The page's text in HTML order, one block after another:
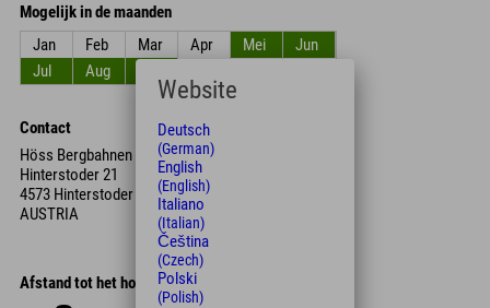
Mogelijk in de maanden
Jan
Feb Mar Apr Mei
Jun
Jul
Aug
Contact
Höss Bergbahnen
Hinterstoder 21
4573 Hinterstoder
AUSTRIA
Afstand tot het hotel
Website
Deutsch
(German)
English
(English)
Italiano
(Italian)
Čeština
(Czech)
Polski
(Polish)